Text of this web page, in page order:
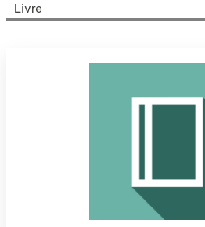
Livre